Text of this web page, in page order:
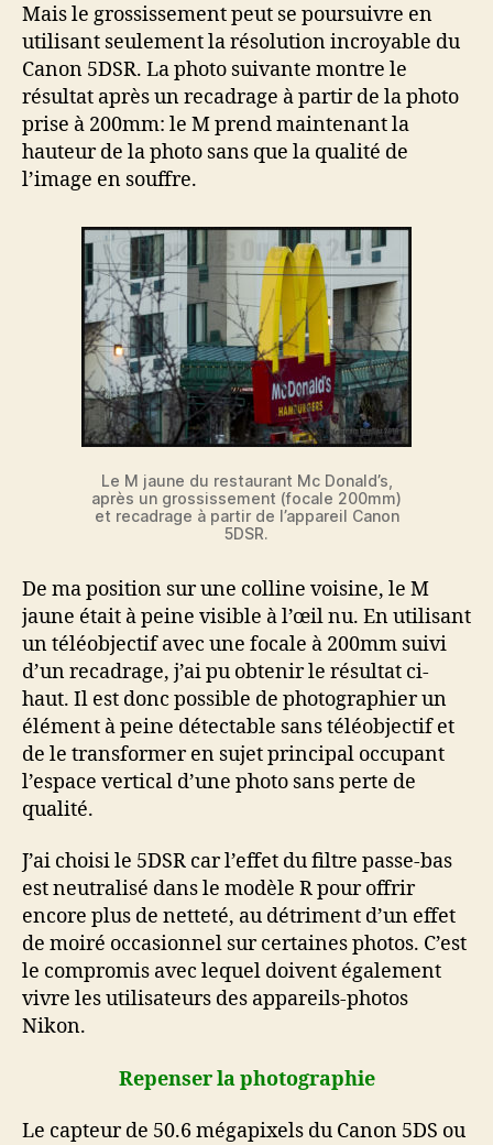
Mais le grossissement peut se poursuivre en
utilisant seulement la résolution incroyable du
Canon 5DSR. La photo suivante montre le
résultat après un recadrage à partir de la photo
prise à 200mm: le M prend maintenant la
hauteur de la photo sans que la qualité de
l’image en souffre.
Le M jaune du restaurant Mc Donald’s,
après un grossissement (focale 200mm)
et recadrage à partir de l’appareil Canon
5DSR.
De ma position sur une colline voisine, le M
jaune était à peine visible à l’œil nu. En utilisant
un téléobjectif avec une focale à 200mm suivi
d’un recadrage, j’ai pu obtenir le résultat ci-
haut. Il est donc possible de photographier un
élément à peine détectable sans téléobjectif et
de le transformer en sujet principal occupant
l’espace vertical d’une photo sans perte de
qualité.
J’ai choisi le 5DSR car l’effet du filtre passe-bas
est neutralisé dans le modèle R pour offrir
encore plus de netteté, au détriment d’un effet
de moiré occasionnel sur certaines photos. C’est
le compromis avec lequel doivent également
vivre les utilisateurs des appareils-photos
Nikon.
Repenser la photographie
Le capteur de 50.6 mégapixels du Canon 5DS ou